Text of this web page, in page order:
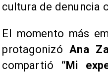
cultura de denuncia
El momento más
protagonizóAna
compartió “Mi